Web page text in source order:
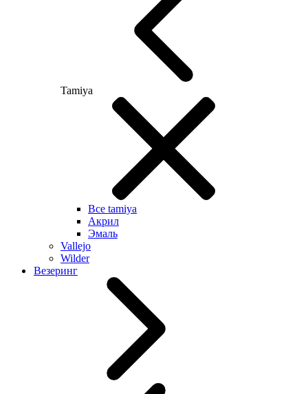
Tamiya
Все tamiya
Акрил
Эмаль
Vallejo
Wilder
Везеринг